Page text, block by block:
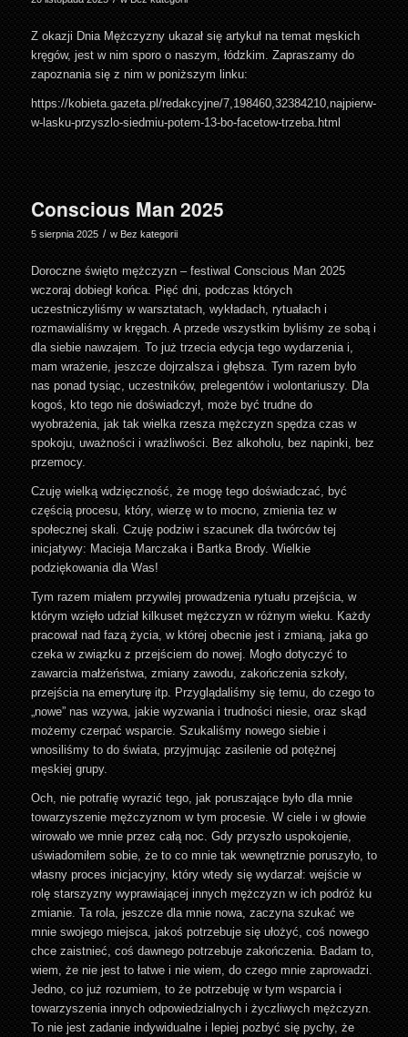
Z okazji Dnia Mężczyzny ukazał się artykuł na temat męskich
kręgów, jest w nim sporo o naszym, łódzkim. Zapraszamy do
zapoznania się z nim w poniższym linku:
https://kobieta.gazeta.pl/redakcyjne/7,198460,32384210,najpierw-
w-lasku-przyszlo-siedmiu-potem-13-bo-facetow-trzeba.html
Conscious Man 2025
5 sierpnia 2025 / w Bez kategorii
Doroczne święto mężczyzn – festiwal Conscious Man 2025
wczoraj dobiegł końca. Pięć dni, podczas których
uczestniczyliśmy w warsztatach, wykładach, rytuałach i
rozmawialiśmy w kręgach. A przede wszystkim byliśmy ze sobą i
dla siebie nawzajem. To już trzecia edycja tego wydarzenia i,
mam wrażenie, jeszcze dojrzalsza i głębsza. Tym razem było
nas ponad tysiąc, uczestników, prelegentów i wolontariuszy. Dla
kogoś, kto tego nie doświadczył, może być trudne do
wyobrażenia, jak tak wielka rzesza mężczyzn spędza czas w
spokoju, uważności i wrażliwości. Bez alkoholu, bez napinki, bez
przemocy.
Czuję wielką wdzięczność, że mogę tego doświadczać, być
częścią procesu, który, wierzę w to mocno, zmienia tez w
społecznej skali. Czuję podziw i szacunek dla twórców tej
inicjatywy: Macieja Marczaka i Bartka Brody. Wielkie
podziękowania dla Was!
Tym razem miałem przywilej prowadzenia rytuału przejścia, w
którym wzięło udział kilkuset mężczyzn w różnym wieku. Każdy
pracował nad fazą życia, w której obecnie jest i zmianą, jaka go
czeka w związku z przejściem do nowej. Mogło dotyczyć to
zawarcia małżeństwa, zmiany zawodu, zakończenia szkoły,
przejścia na emeryturę itp. Przyglądaliśmy się temu, do czego to
„nowe” nas wzywa, jakie wyzwania i trudności niesie, oraz skąd
możemy czerpać wsparcie. Szukaliśmy nowego siebie i
wnosiliśmy to do świata, przyjmując zasilenie od potężnej
męskiej grupy.
Och, nie potrafię wyrazić tego, jak poruszające było dla mnie
towarzyszenie mężczyznom w tym procesie. W ciele i w głowie
wirowało we mnie przez całą noc. Gdy przyszło uspokojenie,
uświadomiłem sobie, że to co mnie tak wewnętrznie poruszyło, to
własny proces inicjacyjny, który wtedy się wydarzał: wejście w
rolę starszyzny wyprawiającej innych mężczyzn w ich podróż ku
zmianie. Ta rola, jeszcze dla mnie nowa, zaczyna szukać we
mnie swojego miejsca, jakoś potrzebuje się ułożyć, coś nowego
chce zaistnieć, coś dawnego potrzebuje zakończenia. Badam to,
wiem, że nie jest to łatwe i nie wiem, do czego mnie zaprowadzi.
Jedno, co już rozumiem, to że potrzebuję w tym wsparcia i
towarzyszenia innych odpowiedzialnych i życzliwych mężczyzn.
To nie jest zadanie indywidualne i lepiej pozbyć się pychy, że